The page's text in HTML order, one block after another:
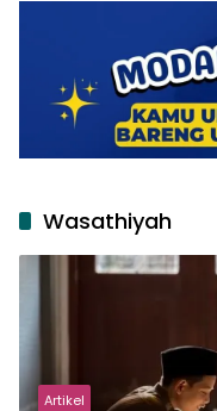
Wasathiyah
Artikel